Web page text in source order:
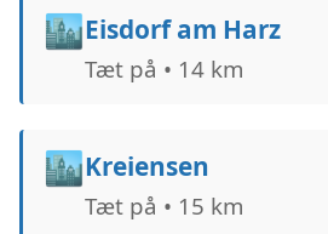
🏙️Eisdorf am Harz
Tæt på • 14 km
🏙️Kreiensen
Tæt på • 15 km